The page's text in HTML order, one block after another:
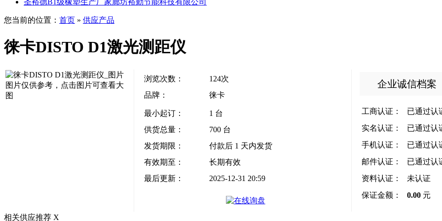
圣裕德B1级橡塑生产厂家廊坊裕勤节能科技有限公司
您当前的位置： 首页 » 供应产品
徕卡DISTO D1激光测距仪
图片仅供参考，点击图片可查看大
图
浏览次数： 124次
品牌：
徕卡
最小起订：
1 台
供货总量：
700 台
发货期限：
付款后 1 天内发货
有效期至：
长期有效
最后更新：
2025-12-31 20:59
企业诚信档案
工商认证：
已通过认
实名认证：
已通过认
手机认证：
已通过认
邮件认证：
已通过认
资料认证：
未认证
保证金额：
0.00 元
相关供应推荐 X